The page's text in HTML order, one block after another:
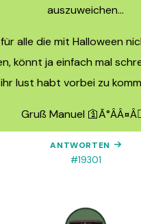
auszuweichen…
alle die mit Halloween
könnt ja einfach mal
ihr lust habt vorbei zu
Gruß Manuel
ANTWORTEN
#19301